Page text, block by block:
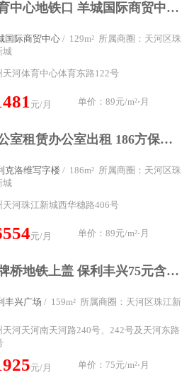
体育中心地铁口 羊城国际商贸中心 129方 全新装修 小面积
国际商贸中心 / 129m² 所属商圈：天河区珠
城
天河体育中心体育东路122号
元/月 单价：89元/m²⋅月
办公室租赁办公室出租 186方保利克洛维广场带家具 3间隔 正对电梯
克洛维写字楼 / 186m² 所属商圈：天河区珠
城
天河珠江新城西华穗路406号
元/月 单价：89元/m²⋅月
石牌桥地铁上盖 保利丰兴75元含税159方3个间隔12人工区
丰兴广场 / 159m² 所属商圈：天河区珠江新
天河天河南天河路240号、242号及天河东路
元/月 单价：75元/m²⋅月